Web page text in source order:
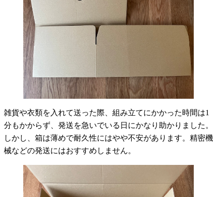
雑貨や衣類を入れて送った際、組み立てにかかった時間は1
分もかからず、発送を急いでいる日にかなり助かりました。
しかし、箱は薄めで耐久性にはやや不安があります。精密機
械などの発送にはおすすめしません。